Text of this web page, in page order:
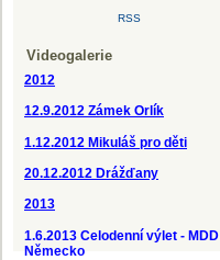
RSS
Videogalerie
2012
12.9.2012 Zámek Orlík
1.12.2012 Mikuláš pro děti
20.12.2012 Drážďany
2013
1.6.2013 Celodenní výlet - MDD
Německo